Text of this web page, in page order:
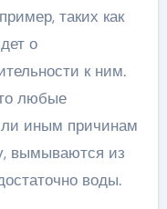
таких как
о
к ним.
любые
иным причинам
вымываются из
воды.